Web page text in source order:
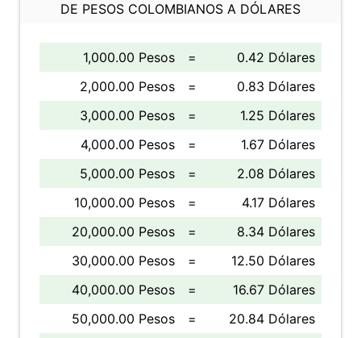
DE PESOS COLOMBIANOS A DÓLARES
1,000.00 Pesos =
0.42 Dólares
2,000.00 Pesos
=
0.83 Dólares
3,000.00 Pesos
=
1.25 Dólares
4,000.00 Pesos
=
1.67 Dólares
5,000.00 Pesos
=
2.08 Dólares
10,000.00 Pesos
=
4.17 Dólares
20,000.00 Pesos
=
8.34 Dólares
30,000.00 Pesos
=
12.50 Dólares
40,000.00 Pesos
=
16.67 Dólares
50,000.00 Pesos
= 20.84 Dólares